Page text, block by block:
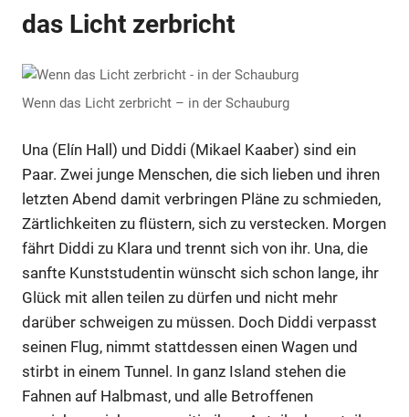
das Licht zerbricht
Wenn das Licht zerbricht – in der Schauburg
Una (Elín Hall) und Diddi (Mikael Kaaber) sind ein
Paar. Zwei junge Menschen, die sich lieben und ihren
letzten Abend damit verbringen Pläne zu schmieden,
Zärtlichkeiten zu flüstern, sich zu verstecken. Morgen
fährt Diddi zu Klara und trennt sich von ihr. Una, die
sanfte Kunststudentin wünscht sich schon lange, ihr
Glück mit allen teilen zu dürfen und nicht mehr
darüber schweigen zu müssen. Doch Diddi verpasst
seinen Flug, nimmt stattdessen einen Wagen und
stirbt in einem Tunnel. In ganz Island stehen die
Fahnen auf Halbmast, und alle Betroffenen